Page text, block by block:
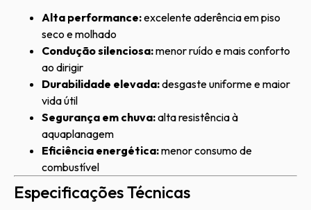
Alta performance:excelente aderência em piso
seco e molhado
Condução silenciosa:menor ruído e mais conforto
ao dirigir
Durabilidade elevada:desgaste uniforme e maior
vida útil
Segurança em chuva:alta resistência à
aquaplanagem
Eficiência energética:menor consumo de
combustível
Especificações Técnicas